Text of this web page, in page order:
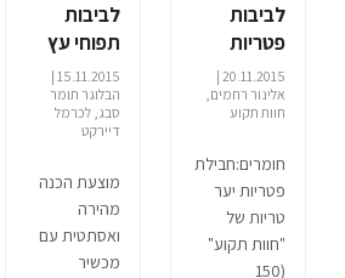
לביבות
פטריות
20.11.2015 |
אלינור רחמים,
חוות תקוע
חומרים:חבילת
פטריות יער
טריות של
"חוות תקוע"
(150
לביבות
תפוחי עץ
15.11.2015 |
הבלוגר תומר
סבג, לכרמל
דיירקט
מוצעת הכנה
מהירה
ואסתטית עם
מכשיר